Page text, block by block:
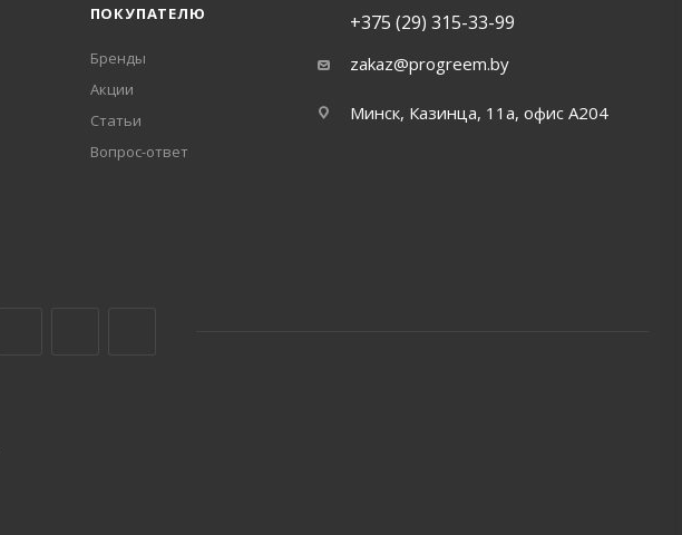
ПОКУПАТЕЛЮ
Бренды
Акции
Статьи
Вопрос-ответ
+375 (29) 315-33-99
zakaz@progreem.by
Минск, Казинца, 11а, офис А204